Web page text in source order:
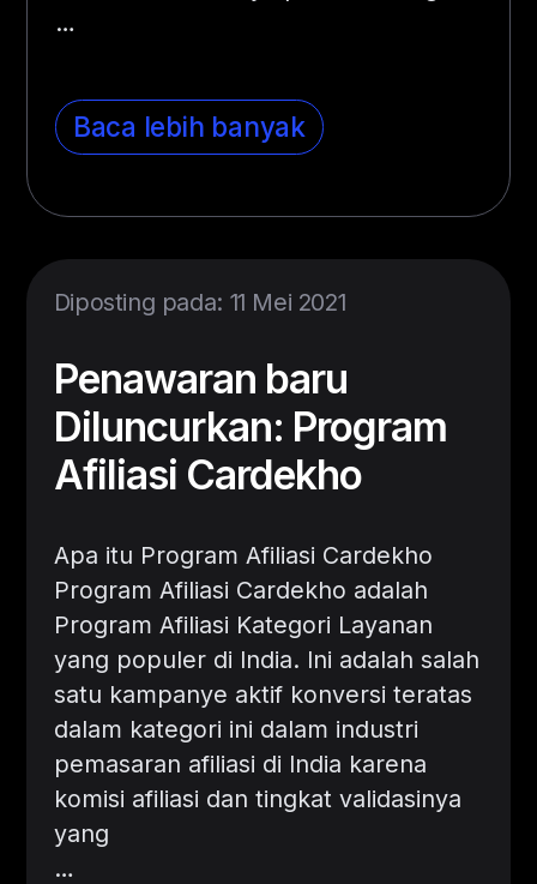
…
Baca lebih banyak
Diposting pada: 11 Mei 2021
Penawaran baru
Diluncurkan: Program
Afiliasi Cardekho
Apa itu Program Afiliasi Cardekho
Program Afiliasi Cardekho adalah
Program Afiliasi Kategori Layanan
yang populer di India. Ini adalah salah
satu kampanye aktif konversi teratas
dalam kategori ini dalam industri
pemasaran afiliasi di India karena
komisi afiliasi dan tingkat validasinya
yang
…